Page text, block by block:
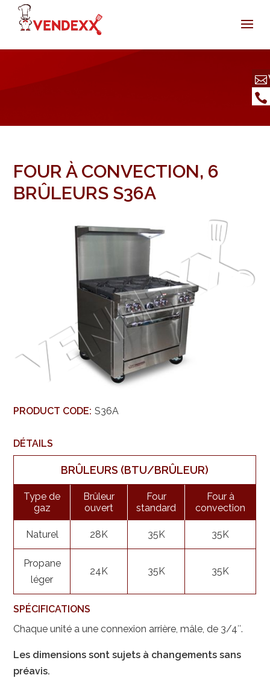
FOUR À CONVECTION, 6
BRÛLEURS S36A
PRODUCT CODE: S36A
DÉTAILS
BRÛLEURS (BTU/BRÛLEUR)
Type de
gaz
Brûleur
ouvert
Four
standard
Four à
convection
Naturel 28K 35K 35K
Propane
léger
24K 35K 35K
SPÉCIFICATIONS
Chaque unité a une connexion arrière, mâle, de 3/4″.
Les dimensions sont sujets à changements sans
préavis.